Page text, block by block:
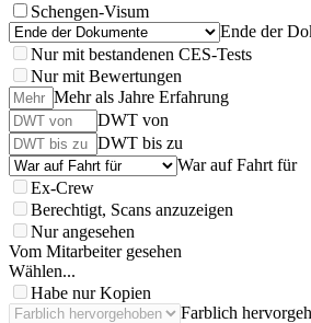
Schengen-Visum
Ende der
Nur mit bestandenen CES-Tests
Nur mit Bewertungen
Mehr als Jahre Erfahrung
DWT von
DWT bis zu
War auf Fahrt für
Ex-Crew
Berechtigt, Scans anzuzeigen
Nur angesehen
Vom Mitarbeiter gesehen
Wählen...
Habe nur Kopien
Farblich